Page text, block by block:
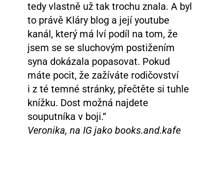
tedy vlastně už tak trochu znala. A byl
to právě Kláry blog a její youtube
kanál, který má lví podíl na tom, že
jsem se se sluchovým postižením
syna dokázala popasovat. Pokud
máte pocit, že zažíváte rodičovství
i z té temné stránky, přečtěte si tuhle
knížku. Dost možná najdete
souputníka v boji.“
Veronika, na IG jako books.and.kafe